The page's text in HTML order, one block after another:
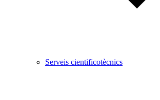
Serveis cientificotècnics